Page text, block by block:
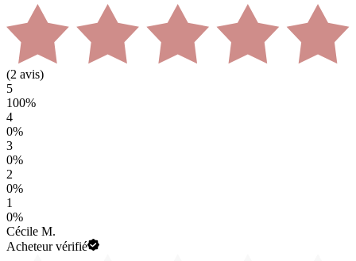
(2 avis)
5
100%
4
0%
3
0%
2
0%
1
0%
Cécile M.
Acheteur vérifié